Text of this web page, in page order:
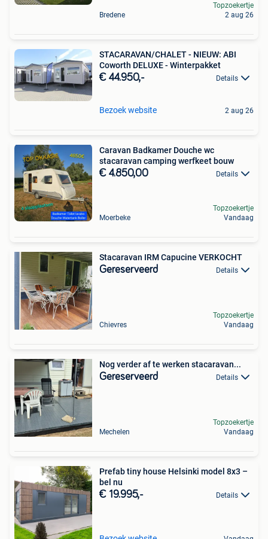
Bredene
Topzoekertje
2 aug 26
STACARAVAN/CHALET - NIEUW: ABI
Coworth DELUXE - Winterpakket
€ 44.950,- Details
Bezoek website 2 aug 26
Caravan Badkamer Douche wc
stacaravan camping werfkeet bouw
€ 4.850,00 Details
Moerbeke
Topzoekertje
Vandaag
Stacaravan IRM Capucine VERKOCHT
Gereserveerd Details
Chievres
Topzoekertje
Vandaag
Nog verder af te werken stacaravan...
Gereserveerd Details
Mechelen
Topzoekertje
Vandaag
Prefab tiny house Helsinki model 8x3 –
bel nu
€ 19.995,- Details